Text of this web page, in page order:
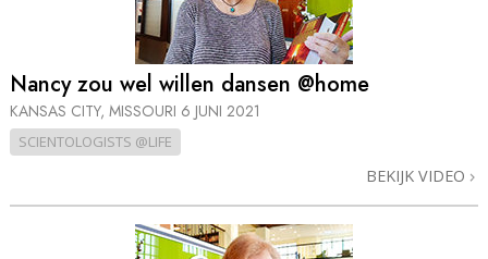
Nancy zou wel willen dansen @home
KANSAS CITY, MISSOURI 6 JUNI 2021
SCIENTOLOGISTS @LIFE
BEKIJK VIDEO